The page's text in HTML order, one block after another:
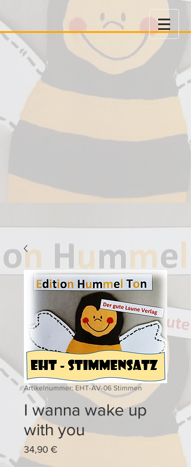
Artikelnummer: EHT-AV-06 Stimmen
I wanna wake up
with you
34,90 €Preis